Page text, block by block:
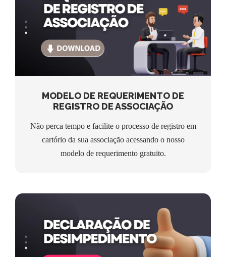
MODELO DE REQUERIMENTO DE
REGISTRO DE ASSOCIAÇÃO
MODELO DE REQUERIMENTO DE
REGISTRO DE ASSOCIAÇÃO
Não perca tempo e facilite o processo de registro em
cartório da sua associação acessando o nosso
modelo de requerimento gratuito.
MODELO DE DECLARAÇÃO DE
DESIMPEDIMENTO